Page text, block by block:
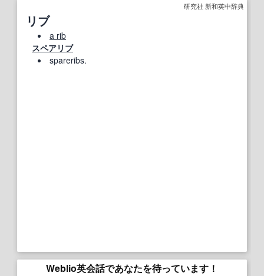
研究社 新和英中辞典
リブ
a rib
スペアリブ
spareribs.
Weblio英会話であなたを待っています！